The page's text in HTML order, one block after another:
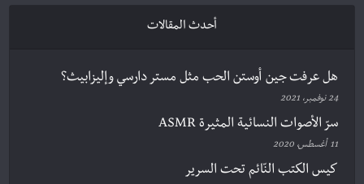
أحدث المقالات
هل عرفت جين أوستن الحب مثل مستر دارسي وإليزابيث؟
24 نوفمبر، 2021
سرّ الأصوات النسائية المثيرة ASMR
11 أغسطس، 2020
كيس الكتب النّائم تحت السرير